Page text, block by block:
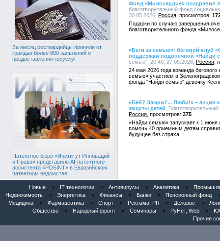
За месяц росгвардейцы приняли от
граждан более 800 заявлений о
предоставлении госуслуг
Патентное бюро «Институт Инноваций
и Права» представило AI-патентного
ассистента «POSINT» в Евразийском
патентном ведомстве
Фонд «Милосердие» поздравил
благотворительный фонд
30.05.2026, Россия
Подарки по случаю завершения
благотворительного фонда
«Беги за семью»: беговой клуб
поддержки подопечной «Найди
семью", 20:40, 27.05.2026, Россия
24 мая 2026 года команда
семью» участием в
фонда "Найди семью" девочку
«Бей? Замри?... Люби!» – акция
защиты детей ,
Россия
375
«Найди семью» запускает к 1
помочь 40 приемным детям
будущее без страха
Новые « IT технологии « Антивирусы « Аналитика «
Недвижимость
« Энергетика « Финансы « Банки « Пенсионный фонд
Медицина
« Фармацевтика « Спорт « Реклама, PR « Деловое «
Общество
« Народный фронт « Семинары « РуНет, Web «
Прочие